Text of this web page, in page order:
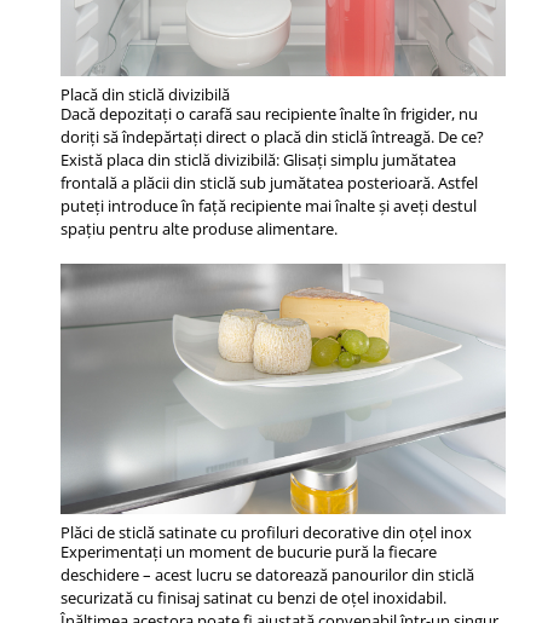
Placă din sticlă divizibilă
Dacă depozitaţi o carafă sau recipiente înalte în frigider, nu
doriţi să îndepărtaţi direct o placă din sticlă întreagă. De ce?
Există placa din sticlă divizibilă: Glisaţi simplu jumătatea
frontală a plăcii din sticlă sub jumătatea posterioară. Astfel
puteţi introduce în faţă recipiente mai înalte şi aveţi destul
spaţiu pentru alte produse alimentare.
Plăci de sticlă satinate cu profiluri decorative din oțel inox
Experimentați un moment de bucurie pură la fiecare
deschidere – acest lucru se datorează panourilor din sticlă
securizată cu finisaj satinat cu benzi de oțel inoxidabil.